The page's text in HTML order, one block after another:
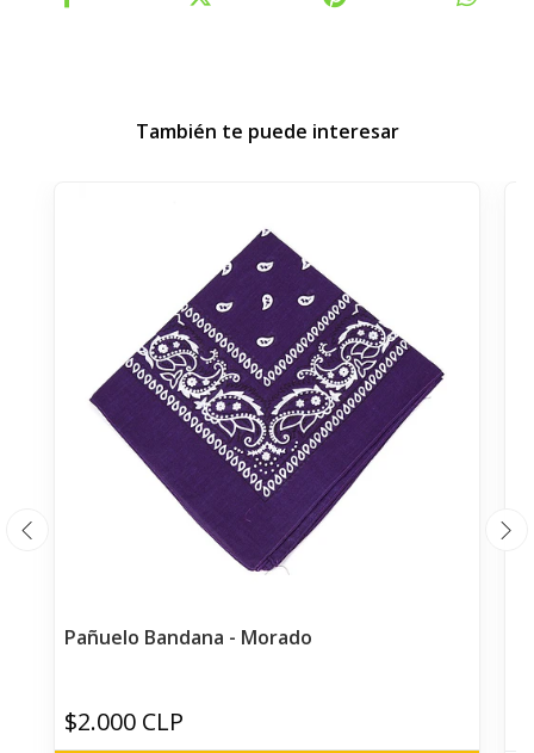
También te puede interesar
Pañuelo Bandana - Morado
$2.000 CLP